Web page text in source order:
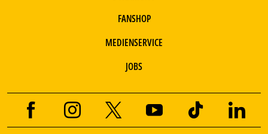
FANSHOP
MEDIENSERVICE
JOBS